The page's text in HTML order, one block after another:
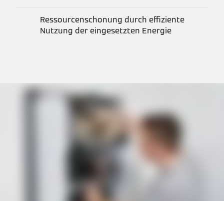
Ressourcenschonung durch effiziente
Nutzung der eingesetzten Energie